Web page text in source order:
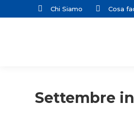
Chi Siamo Cosa
Settembre